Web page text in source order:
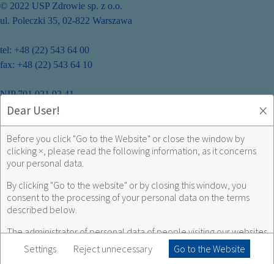
© 2022 USP Zdrowie sp. z o.o.
ul. Poleczki 35, 02-822 Warszawa
tel: +48 (22) 543 64 00
fax: +48 (22) 543 64 10
NIP 701 021 92 41
Regulamin serwisu
Polityka prywatności serwisu
Regulamin korzystania z serwisów społecznościowych
Polityka prywatności serwisów społecznościowych
Zmiana ustawień prywatności
Dear User! ×
Before you click "Go to the Website" or close the window by
clicking ×, please read the following information, as it concerns
your personal data.
By clicking "Go to the website" or by closing this window, you
consent to the processing of your personal data on the terms
described below.
The administrator of personal data of people visiting our websites
USP Zdrowie sp. z o.o.
with headquarters in Poleczki 35 street,
Warsaw 02-822, Poland.
Settings Reject unnecessary Go to the Website